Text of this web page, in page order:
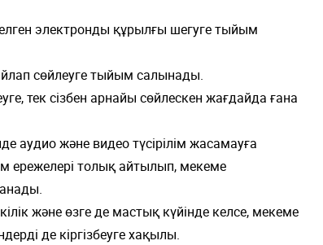
электронды құрылғы шегуге тыйым
сөйлеуге тыйым салынады.
тек сізбен арнайы сөйлескен жағдайда ғана
аудио және видео түсірілім жасамауға
ережелері толық айтылып, мекеме
және өзге де мастық күйінде келсе, мекеме
де кіргізбеуге хақылы.